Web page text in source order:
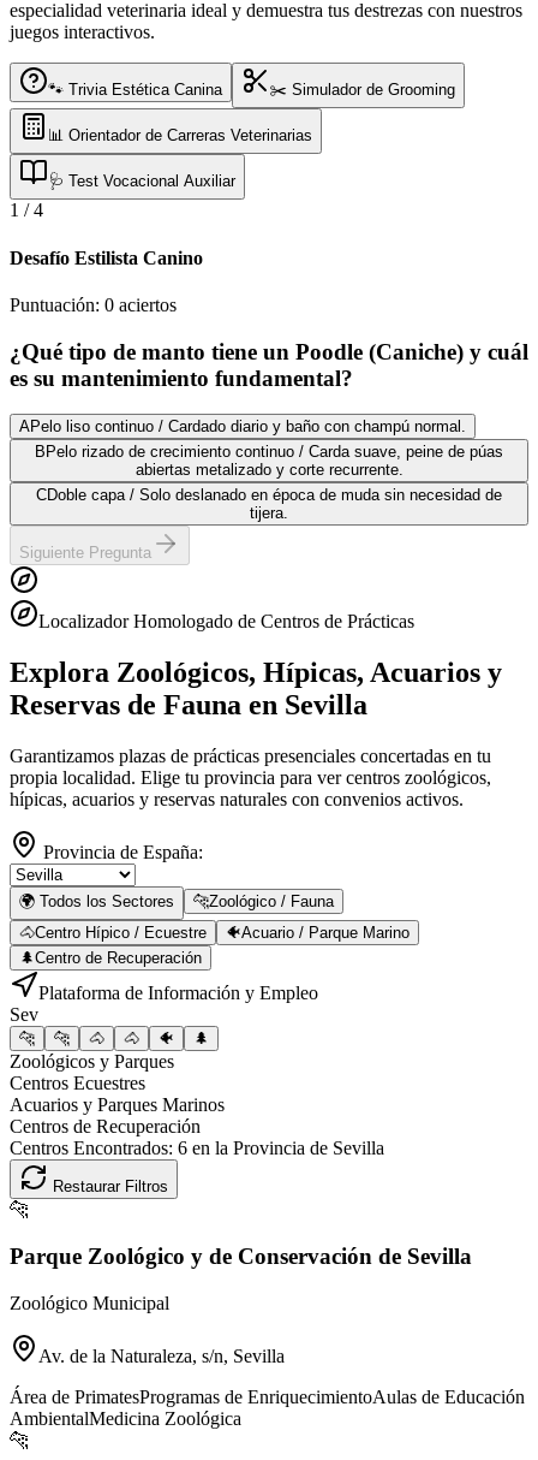
especialidad veterinaria ideal y demuestra tus destrezas con nuestros
juegos interactivos.
🐾 Trivia Estética Canina ✂️ Simulador de Grooming
📊 Orientador de Carreras Veterinarias
🩺 Test Vocacional Auxiliar
1 /4
Desafío Estilista Canino
Puntuación: 0 aciertos
¿Qué tipo de manto tiene un Poodle (Caniche) y cuál
es su mantenimiento fundamental?
APelo liso continuo / Cardado diario y baño con champú normal.
B Pelo rizado de crecimiento continuo / Carda suave, peine de púas
abiertas metalizado y corte recurrente.
CDoble capa / Solo deslanado en época de muda sin necesidad de
tijera.
Siguiente Pregunta
Localizador Homologado de Centros de Prácticas
Explora Zoológicos, Hípicas, Acuarios y
Reservas de Fauna en Sevilla
Garantizamos plazas de prácticas presenciales concertadas en tu
propia localidad. Elige tu provincia para ver centros zoológicos,
hípicas, acuarios y reservas naturales con convenios activos.
Provincia de España:
🌍 Todos los Sectores 🐆Zoológico / Fauna
🐴Centro Hípico / Ecuestre 🐠Acuario / Parque Marino
🌲Centro de Recuperación
Plataforma de Información y Empleo
Sev
🐆 🐆 🐴 🐴 🐠 🌲
Zoológicos y Parques
Centros Ecuestres
Acuarios y Parques Marinos
Centros de Recuperación
Centros Encontrados: 6 en la Provincia de Sevilla
Restaurar Filtros
🐆
Parque Zoológico y de Conservación de Sevilla
Zoológico Municipal
Av. de la Naturaleza, s/n, Sevilla
Área de PrimatesProgramas de EnriquecimientoAulas de Educación
AmbientalMedicina Zoológica
🐆